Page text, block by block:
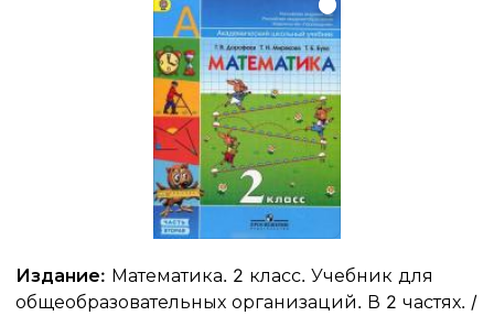
Издание: Математика. 2 класс. Учебник для
общеобразовательных организаций. В 2 частях. /